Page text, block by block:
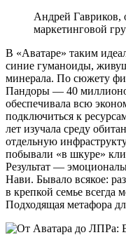
Андрей Гавриков,
маркетинговой
В «Аватаре» таким
синие гуманоиды,
минерала. По сюжету
Пандоры — 40
обеспечивала всю
подключиться к
лет изучала среду
отдельную
побывали «в шкуре»
Результат —
Нави. Бывало всякое:
в крепкой семье всегда
Подходящая метафора